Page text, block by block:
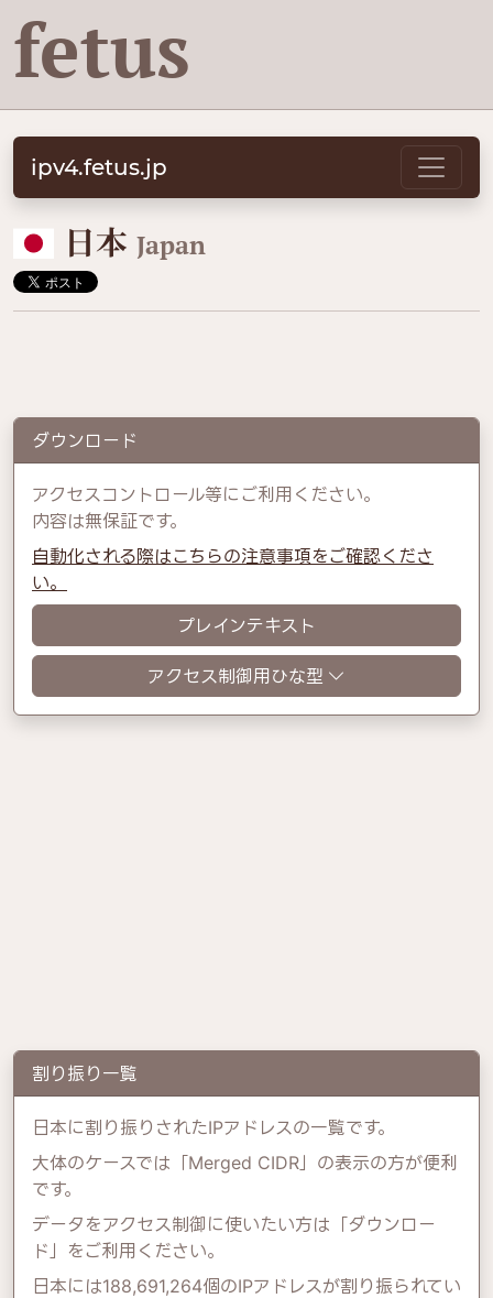
fetus
ipv4.fetus.jp
🇯🇵 日本 Japan
ダウンロード
アクセスコントロール等にご利用ください。
内容は無保証です。
自動化される際はこちらの注意事項をご確認くださ
い。
プレインテキスト
アクセス制御用ひな型
割り振り一覧
日本に割り振りされたIPアドレスの一覧です。
大体のケースでは「Merged CIDR」の表示の方が便利
です。
データをアクセス制御に使いたい方は「ダウンロー
ド」をご利用ください。
日本には188,691,264個のIPアドレスが割り振られてい